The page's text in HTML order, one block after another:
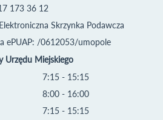
173 36 12
Skrzynka Podawcza
ePUAP: /0612053/umopole
Urzędu Miejskiego
7:15 - 15:15
8:00 - 16:00
7:15 - 15:15